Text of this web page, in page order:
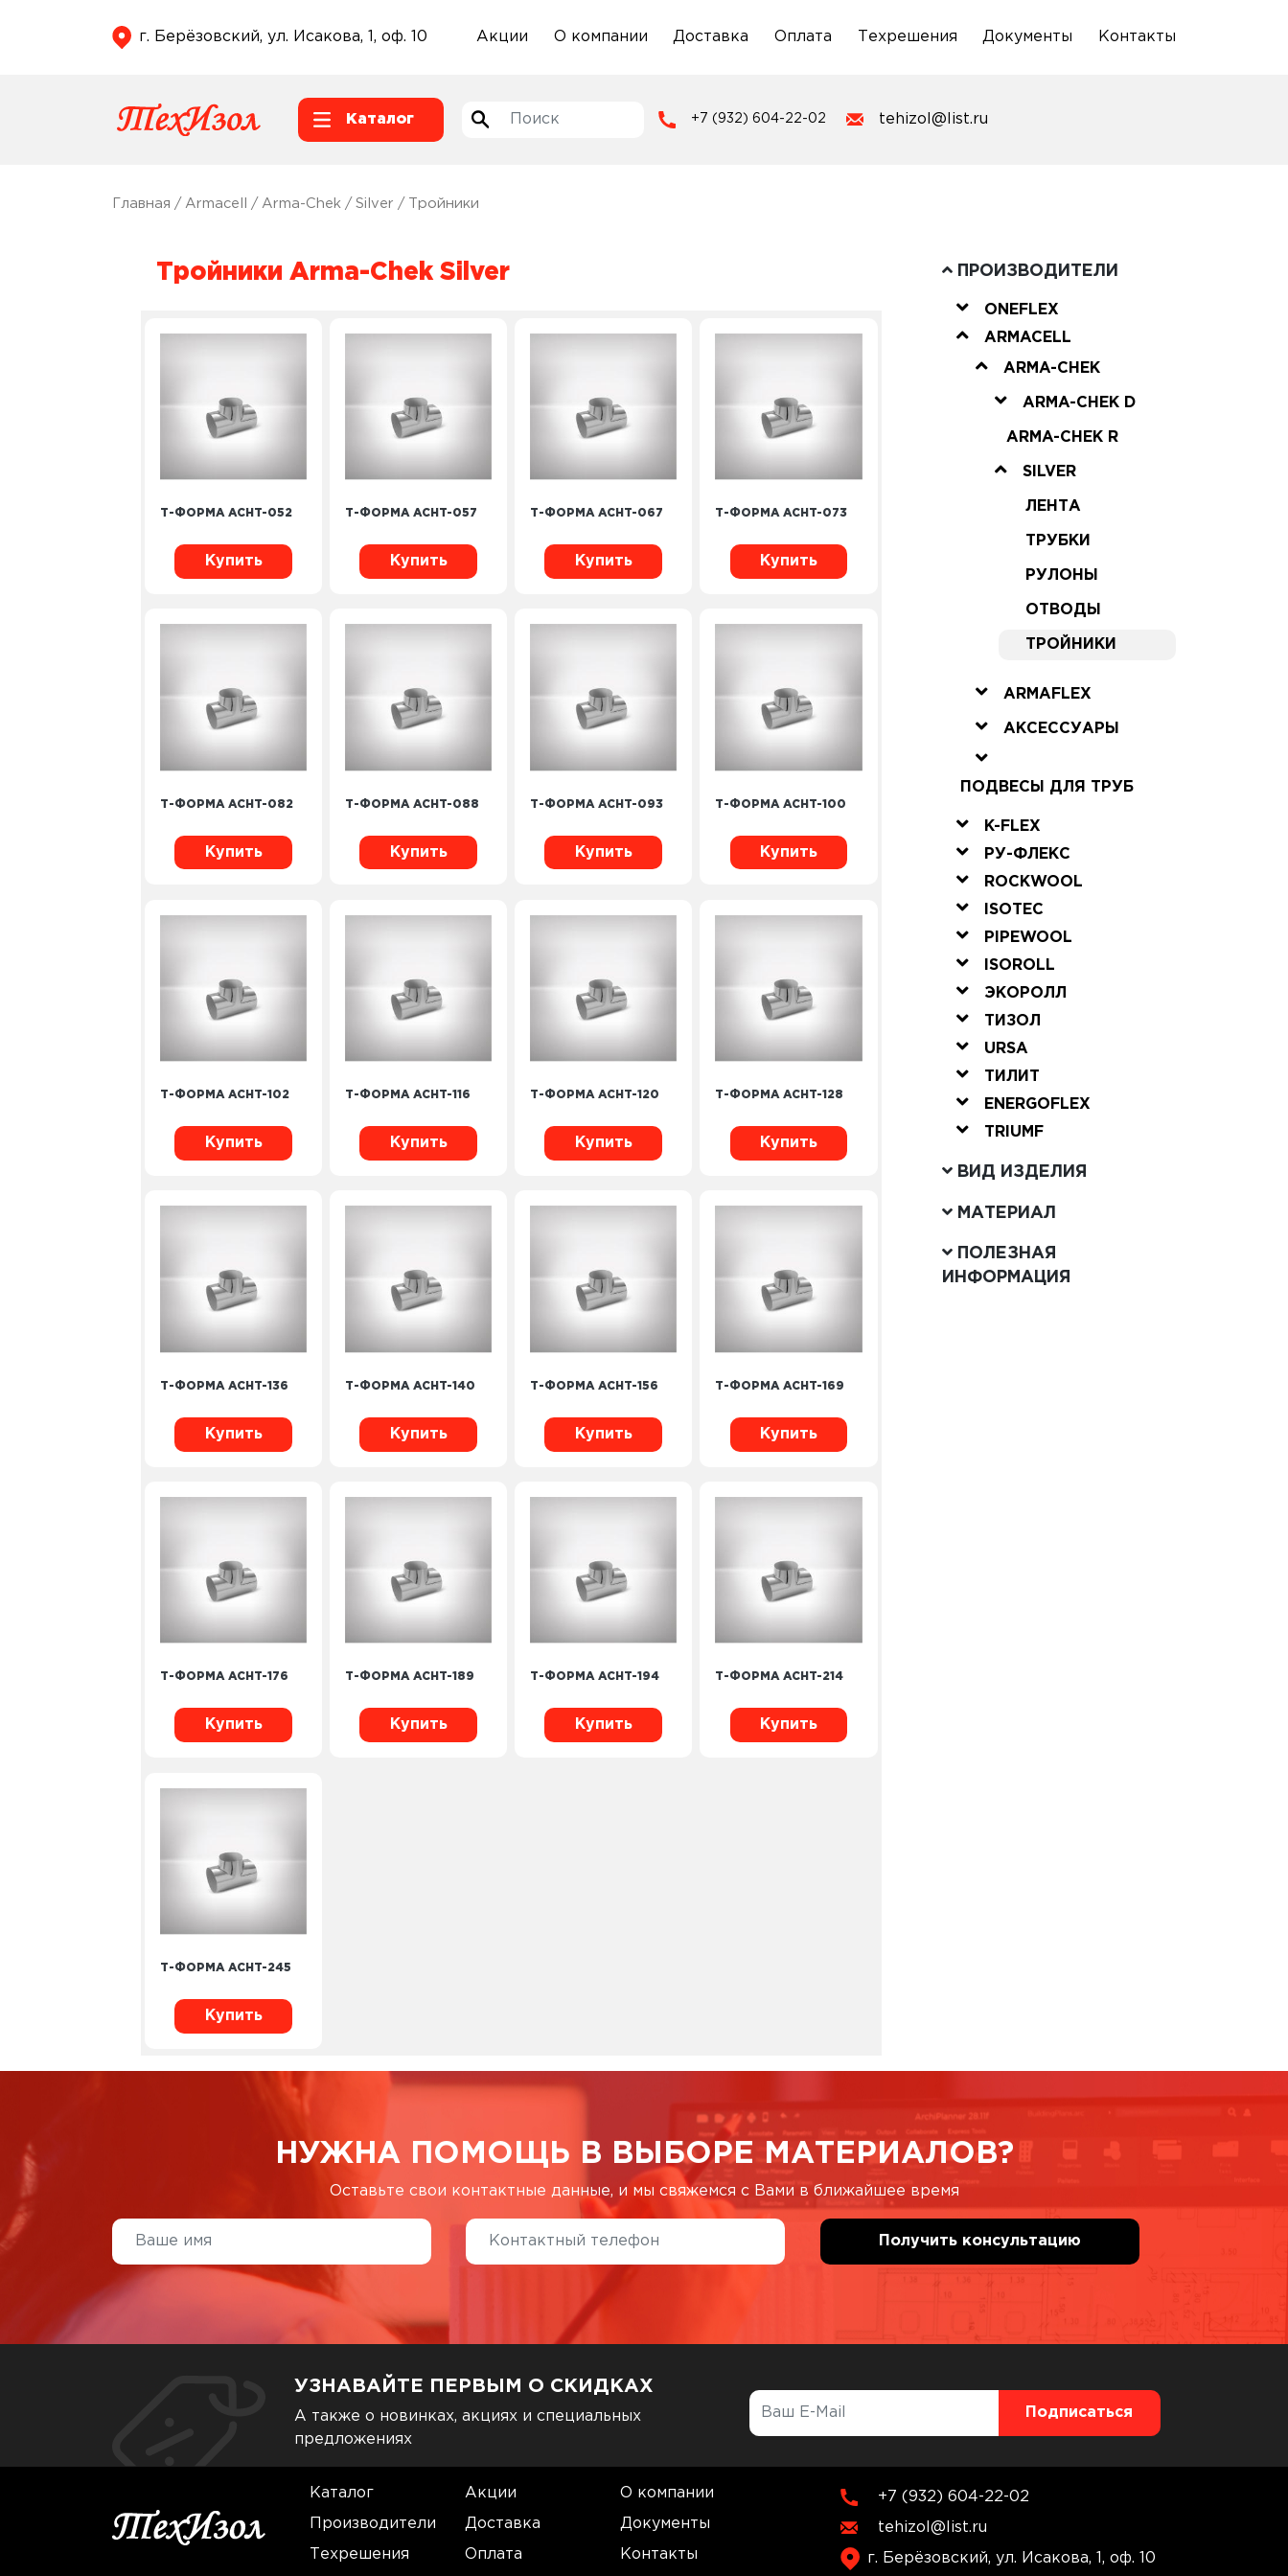
г. Берёзовский, ул. Исакова, 1, оф. 10 Акции О компании Доставка Оплата Техрешения Документы Контакты
Каталог +7 (932) 604-22-02 tehizol@list.ru
Главная / Armacell / Arma-Chek / Silver / Тройники
Тройники Arma-Chek Silver
Т-ФОРМА ACHT-052
Купить
Т-ФОРМА ACHT-057
Купить
Т-ФОРМА ACHT-067
Купить
Т-ФОРМА ACHT-073
Купить
Т-ФОРМА ACHT-082
Купить
Т-ФОРМА ACHT-088
Купить
Т-ФОРМА ACHT-093
Купить
Т-ФОРМА ACHT-100
Купить
Т-ФОРМА ACHT-102
Купить
Т-ФОРМА ACHT-116
Купить
Т-ФОРМА ACHT-120
Купить
Т-ФОРМА ACHT-128
Купить
Т-ФОРМА ACHT-136
Купить
Т-ФОРМА ACHT-140
Купить
Т-ФОРМА ACHT-156
Купить
Т-ФОРМА ACHT-169
Купить
Т-ФОРМА ACHT-176
Купить
Т-ФОРМА ACHT-189
Купить
Т-ФОРМА ACHT-194
Купить
Т-ФОРМА ACHT-214
Купить
Т-ФОРМА ACHT-245
Купить
ПРОИЗВОДИТЕЛИ
ONEFLEX
ARMACELL
ARMA-CHEK
ARMA-CHEK D
ARMA-CHEK R
SILVER
ЛЕНТА
ТРУБКИ
РУЛОНЫ
ОТВОДЫ
ТРОЙНИКИ
ARMAFLEX
АКСЕССУАРЫ
ПОДВЕСЫ ДЛЯ ТРУБ
K-FLEX
РУ-ФЛЕКС
ROCKWOOL
ISOTEC
PIPEWOOL
ISOROLL
ЭКОРОЛЛ
ТИЗОЛ
URSA
ТИЛИТ
ENERGOFLEX
TRIUMF
ВИД ИЗДЕЛИЯ
МАТЕРИАЛ
ПОЛЕЗНАЯ
ИНФОРМАЦИЯ
НУЖНА ПОМОЩЬ В ВЫБОРЕ МАТЕРИАЛОВ?
Оставьте свои контактные данные, и мы свяжемся с Вами в ближайшее время
УЗНАВАЙТЕ ПЕРВЫМ О СКИДКАХ
А также о новинках, акциях и специальных
предложениях
Каталог Акции О компании
Производители Доставка Документы
Техрешения Оплата Контакты
+7 (932) 604-22-02
tehizol@list.ru
г. Берёзовский, ул. Исакова, 1, оф. 10